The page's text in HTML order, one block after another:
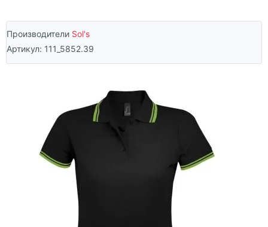
Производители Sol's
Артикул: 111_5852.39